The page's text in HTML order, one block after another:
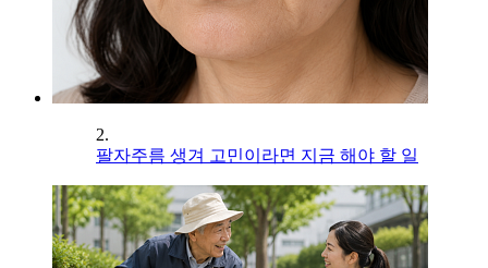
2.
팔자주름 생겨 고민이라면 지금 해야 할 일